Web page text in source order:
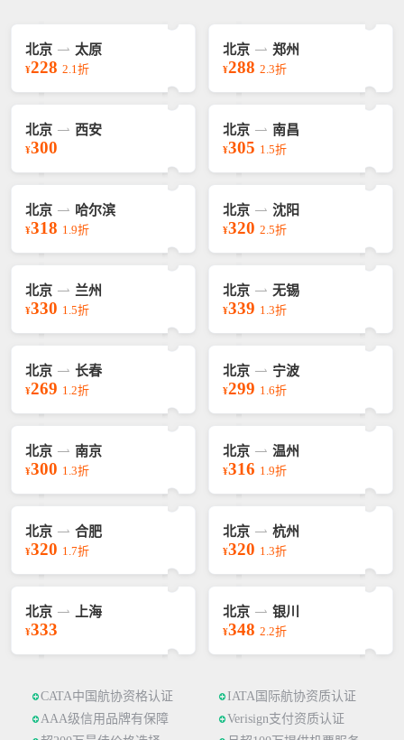
北京 太原
¥228 2.1折
北京 郑州
¥288 2.3折
北京 西安
¥300
北京 南昌
¥305 1.5折
北京 哈尔滨
¥318 1.9折
北京 沈阳
¥320 2.5折
北京 兰州
¥330 1.5折
北京 无锡
¥339 1.3折
北京 长春
¥269 1.2折
北京 宁波
¥299 1.6折
北京 南京
¥300 1.3折
北京 温州
¥316 1.9折
北京 合肥
¥320 1.7折
北京 杭州
¥320 1.3折
北京 上海
¥333
北京 银川
¥348 2.2折
CATA中国航协资格认证
IATA国际航协资质认证
AAA级信用品牌有保障
Verisign支付资质认证